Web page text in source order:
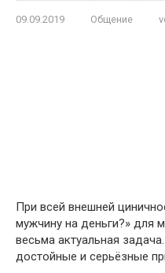
09.09.2019 Общение
При всей внешней
мужчину на деньги?» для
весьма актуальная
достойные и серьёзные